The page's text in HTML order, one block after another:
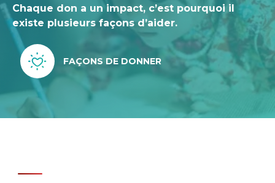
Chaque don a un impact, c’est pourquoi il
existe plusieurs façons d’aider.
FAÇONS DE DONNER